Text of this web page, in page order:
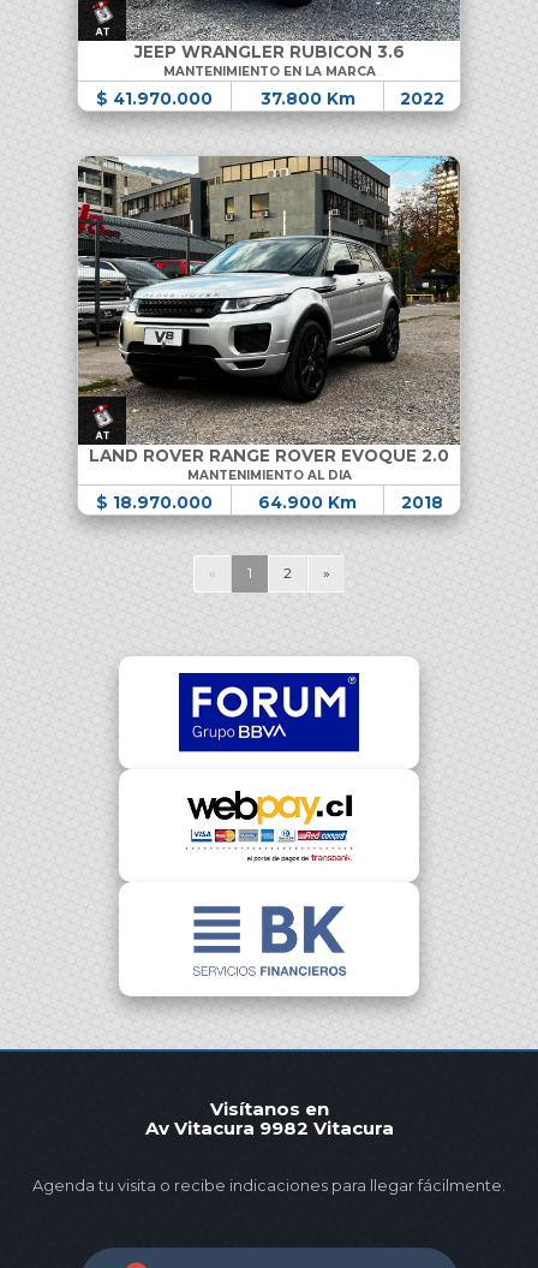
JEEP WRANGLER RUBICON 3.6
MANTENIMIENTO EN LA MARCA
$ 41.970.000 37.800 Km 2022
LAND ROVER RANGE ROVER EVOQUE 2.0
MANTENIMIENTO AL DIA
$ 18.970.000 64.900 Km 2018
« 1 2 »
Visítanos en
Av Vitacura 9982 Vitacura
Agenda tu visita o recibe indicaciones para llegar fácilmente.